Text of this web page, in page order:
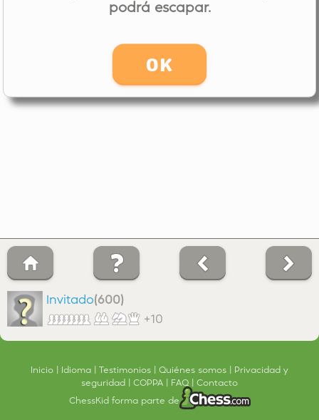
podrá escapar.
OK
Invitado(600)
+10
Inicio Idioma Testimonios Quiénes somos
Privacidad y
seguridad
COPPA FAQ Contacto
ChessKid forma parte de